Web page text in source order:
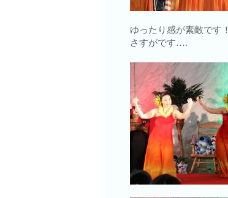
ゆったり感が素敵です！
さすがです….